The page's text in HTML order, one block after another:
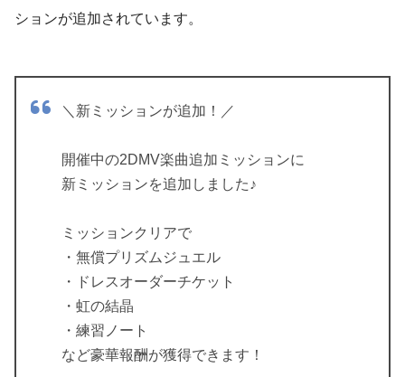
ションが追加されています。
＼新ミッションが追加！／
開催中の2DMV楽曲追加ミッションに
新ミッションを追加しました♪
ミッションクリアで
・無償プリズムジュエル
・ドレスオーダーチケット
・虹の結晶
・練習ノート
など豪華報酬が獲得できます！